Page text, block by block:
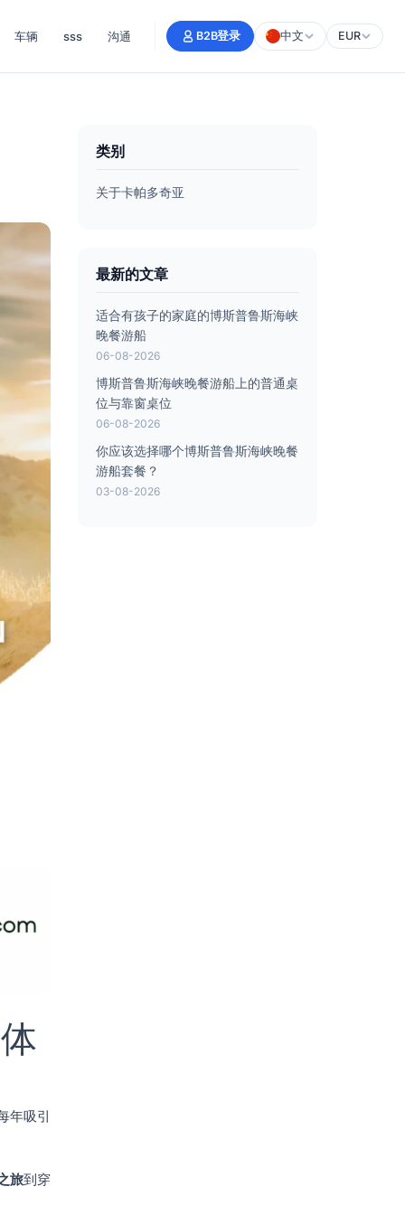
车辆 sss 沟通 B2B登录 中文 EUR
年吸引
旅到穿
类别
关于卡帕多奇亚
最新的文章
适合有孩子的家庭的博斯普鲁斯海峡
晚餐游船
06-08-2026
博斯普鲁斯海峡晚餐游船上的普通桌
位与靠窗桌位
06-08-2026
你应该选择哪个博斯普鲁斯海峡晚餐
游船套餐？
03-08-2026